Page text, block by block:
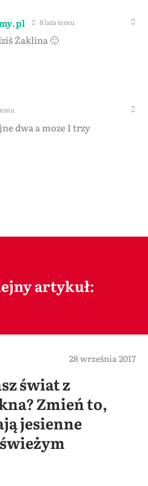
8 lata temu
Żaklina 🙂
dwa a moze I trzy
artykuł:
28 września 2017
świat z
Zmień to,
jesienne